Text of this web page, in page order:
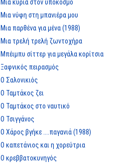
Μια κυρία στον υπόκοσμο
Μια νύφη στη μπανιέρα μου
Μια παρθένα για μένα (1988)
Μια τρελή τρελή ζωντοχήρα
Μπέιμπυ σίττερ για μεγάλα κορίτσια
Ξαφνικός πειρασμός
Ο Σαλονικιός
Ο Ταμτάκος ζει
Ο Ταμτάκος στο ναυτικό
Ο Τσιγγάνος
Ο Χάρος βγήκε ....παγανιά (1988)
Ο καπετάνιος και η χορεύτρια
Ο κρεββατοκυνηγός